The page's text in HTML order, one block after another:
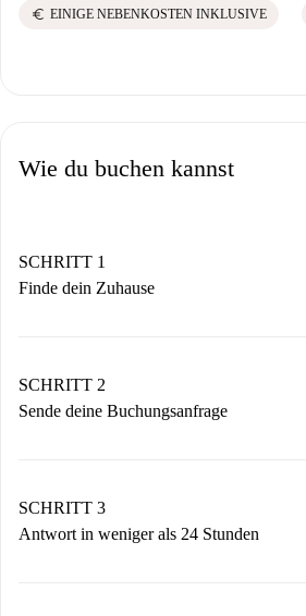
euro EINIGE NEBENKOSTEN INKLUSIVE
Wie du buchen kannst
SCHRITT 1
Finde dein Zuhause
Du erhältst alle notwendigen
SCHRITT 2
Sende deine Buchungsanfrage
Denk daran, dass wir dich erst
Vermieter zustimmt.
SCHRITT 3
Antwort in weniger als 24 Stunden